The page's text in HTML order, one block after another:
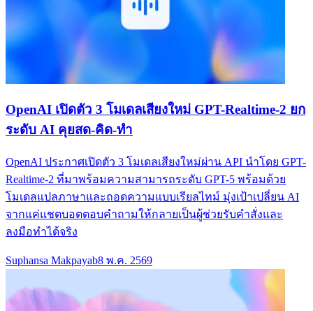
OpenAI เปิดตัว 3 โมเดลเสียงใหม่ GPT-Realtime-2 ยก
ระดับ AI คุยสด-คิด-ทำ
OpenAI ประกาศเปิดตัว 3 โมเดลเสียงใหม่ผ่าน API นำโดย GPT-
Realtime-2 ที่มาพร้อมความสามารถระดับ GPT-5 พร้อมด้วย
โมเดลแปลภาษาและถอดความแบบเรียลไทม์ มุ่งเป้าเปลี่ยน AI
จากแค่แชตบอตตอบคำถามให้กลายเป็นผู้ช่วยรับคำสั่งและ
ลงมือทำได้จริง
Suphansa Makpayab8 พ.ค. 2569